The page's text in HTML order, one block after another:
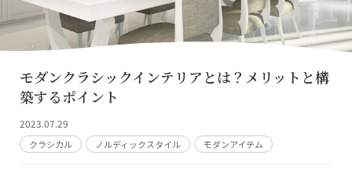
モダンクラシックインテリアとは？メリットと構
築するポイント
2023.07.29
クラシカル ノルディックスタイル モダンアイテム